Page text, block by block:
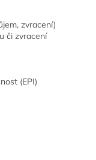
zvracení)
či zvracení
(EPI)